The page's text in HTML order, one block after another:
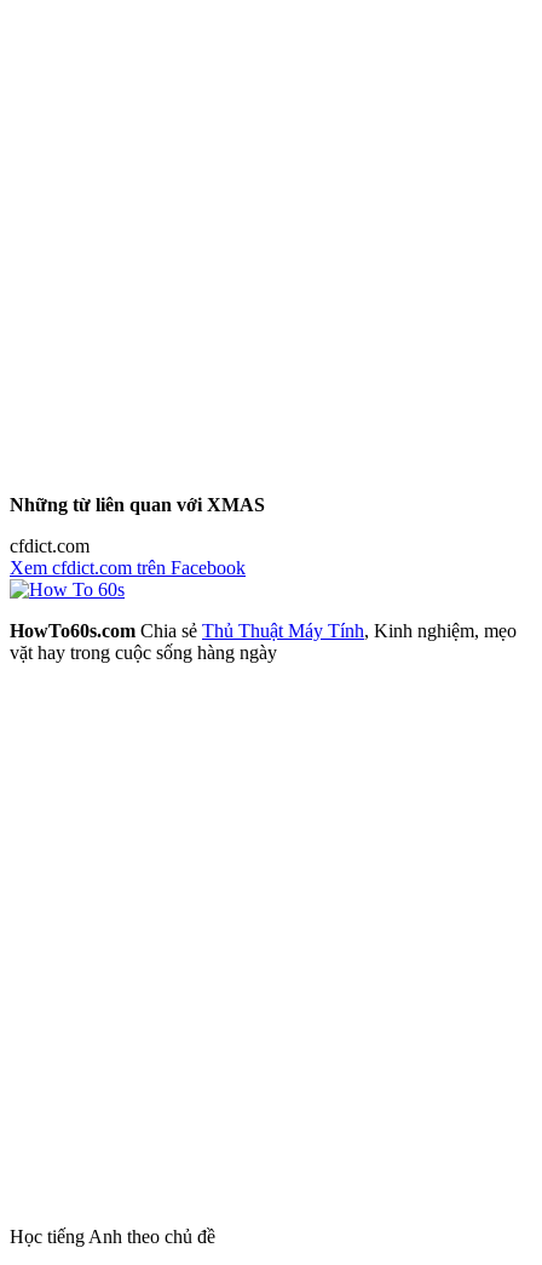
Những từ liên quan với XMAS
cfdict.com
Xem cfdict.com trên Facebook
HowTo60s.com Chia sẻ Thủ Thuật Máy Tính, Kinh nghiệm, mẹo
vặt hay trong cuộc sống hàng ngày
Học tiếng Anh theo chủ đề